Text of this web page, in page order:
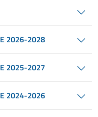
2026-2028
2025-2027
2024-2026